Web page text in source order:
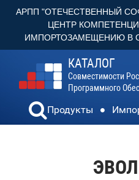
АРПП "ОТЕЧЕСТВЕННЫЙ
ЦЕНТР
ИМПОРТОЗАМЕЩЕНИЮ В
КАТАЛОГ
Совместимости
Программного
Продукты